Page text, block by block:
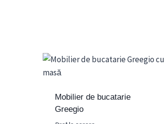
Mobilier de bucatarie
Greegio